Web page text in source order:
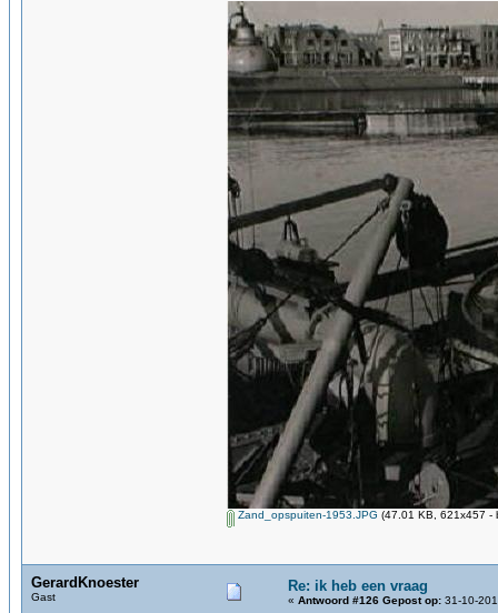
Zand_opspuiten-1953.JPG (47.01 KB, 621x457 -
GerardKnoester
Gast
Re: ik heb een vraag
« Antwoord #126 Gepost op: 31-10-